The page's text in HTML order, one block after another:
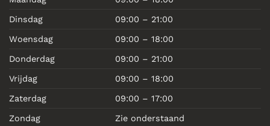
Dinsdag 09:00 – 21:00
Woensdag 09:00 – 18:00
Donderdag 09:00 – 21:00
Vrijdag 09:00 – 18:00
Zaterdag 09:00 – 17:00
Zondag Zie onderstaand